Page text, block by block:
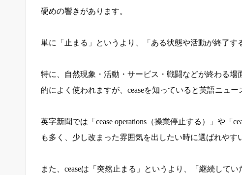
硬めの響きがあります。
単に「止まる」というより、「ある状態や活動が終了す
特に、自然現象・活動・サービス・戦闘などが終わる場
的によく使われますが、ceaseを知っていると英語ニュ
英字新聞では「cease operations（操業停止する）」や「
も多く、少し改まった雰囲気を出したい時に選ばれやす
また、ceaseは「突然止まる」というより、「継続して